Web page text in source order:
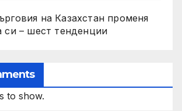
на Казахстан променя
си – шест тенденции
to show.